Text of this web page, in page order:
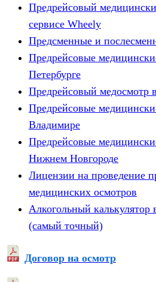
Предрейсовый
сервисе Wheely
Предсменные и
Предрейсовые
Петербурге
Предрейсовый медосмотр
Предрейсовые
Владимире
Предрейсовые
Нижнем Новгороде
Лицензии на проведение
медицинских осмотров
Алкогольный калькулятор
(самый точный)
Договор на осмотр